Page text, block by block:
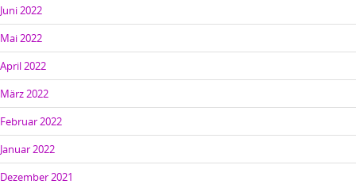
Juni 2022
Mai 2022
April 2022
März 2022
Februar 2022
Januar 2022
Dezember 2021